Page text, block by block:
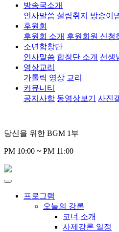
방송국소개
인사말씀 설립취지 방송이
후원회
후원회 소개 후원회원 신청
소년합창단
인사말씀 합창단 소개 선생
영상교리
가톨릭 영상 교리
커뮤니티
공지사항 동영상보기 사진
당신을 위한 BGM 1부
PM 10:00 ~ PM 11:00
프로그램
오늘의 강론
코너 소개
사제강론 일정